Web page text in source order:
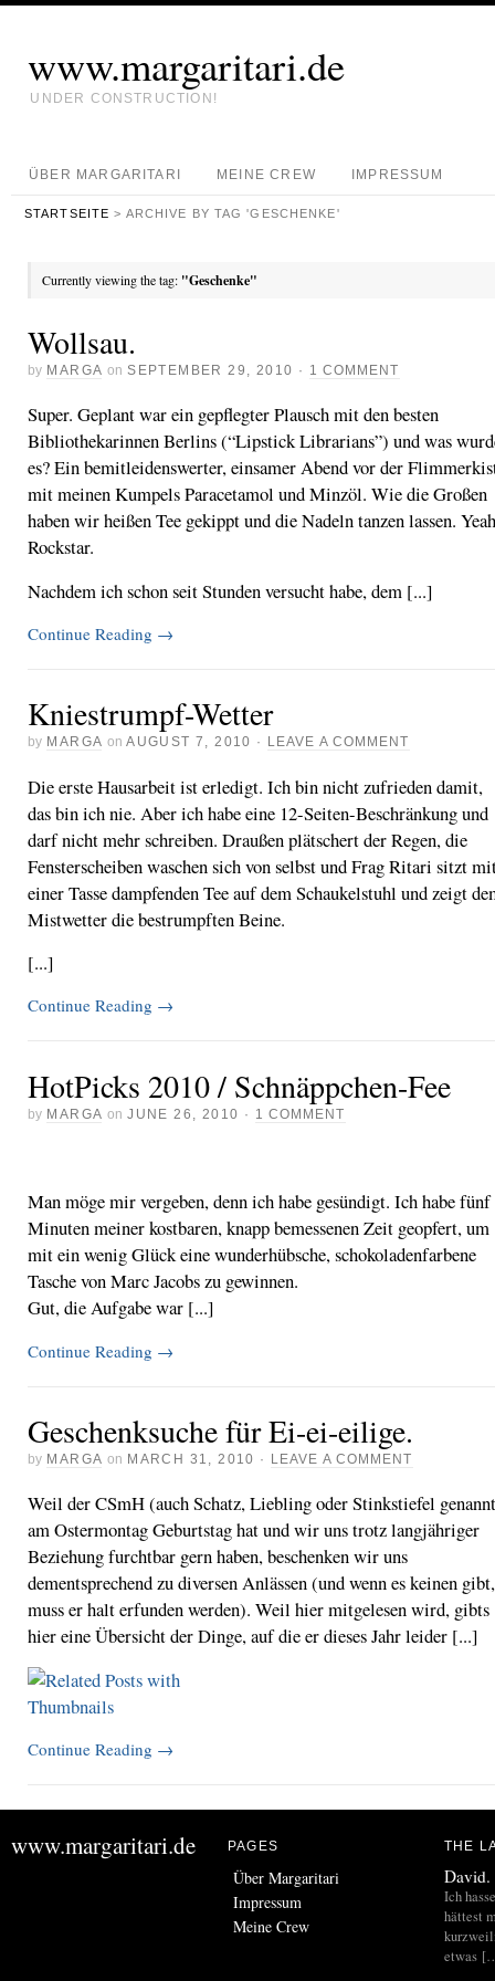
www.margaritari.de
UNDER CONSTRUCTION!
ÜBER MARGARITARI MEINE CREW IMPRESSUM
STARTSEITE > ARCHIVE BY TAG 'GESCHENKE'
Currently viewing the tag: "Geschenke"
Wollsau.
by MARGA on SEPTEMBER 29, 2010 · 1 COMMENT
Super. Geplant war ein gepflegter Plausch mit den besten
Bibliothekarinnen Berlins (“Lipstick Librarians”) und was
es? Ein bemitleidenswerter, einsamer Abend vor der
mit meinen Kumpels Paracetamol und Minzöl. Wie die Großen
haben wir heißen Tee gekippt und die Nadeln tanzen lassen.
Rockstar.
Nachdem ich schon seit Stunden versucht habe, dem [...]
Continue Reading →
Kniestrumpf-Wetter
by MARGA on AUGUST 7, 2010 · LEAVE A COMMENT
Die erste Hausarbeit ist erledigt. Ich bin nicht zufrieden damit,
das bin ich nie. Aber ich habe eine 12-Seiten-Beschränkung und
darf nicht mehr schreiben. Draußen plätschert der Regen, die
Fensterscheiben waschen sich von selbst und Frag Ritari sitzt
einer Tasse dampfenden Tee auf dem Schaukelstuhl und zeigt
Mistwetter die bestrumpften Beine.
[...]
Continue Reading →
HotPicks 2010 / Schnäppchen-Fee
by MARGA on JUNE 26, 2010 · 1 COMMENT
Man möge mir vergeben, denn ich habe gesündigt. Ich habe fünf
Minuten meiner kostbaren, knapp bemessenen Zeit geopfert, um
mit ein wenig Glück eine wunderhübsche, schokoladenfarbene
Tasche von Marc Jacobs zu gewinnen.
Gut, die Aufgabe war [...]
Continue Reading →
Geschenksuche für Ei-ei-eilige.
by MARGA on MARCH 31, 2010 · LEAVE A COMMENT
Weil der CSmH (auch Schatz, Liebling oder Stinkstiefel
am Ostermontag Geburtstag hat und wir uns trotz langjähriger
Beziehung furchtbar gern haben, beschenken wir uns
dementsprechend zu diversen Anlässen (und wenn es keinen gibt,
muss er halt erfunden werden). Weil hier mitgelesen wird, gibts
hier eine Übersicht der Dinge, auf die er dieses Jahr leider [...]
Continue Reading →
www.margaritari.de PAGES
Über Margaritari
Impressum
Meine Crew
THE
David.
Ich
hättest
etwas